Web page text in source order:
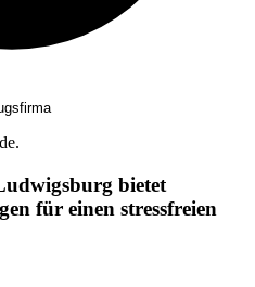
bietet
für einen stressfreien